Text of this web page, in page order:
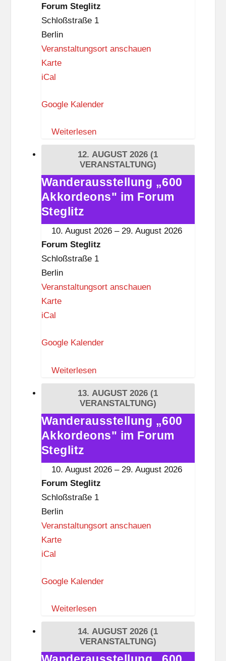
Forum Steglitz
Schloßstraße 1
Berlin
Veranstaltungsort anschauen
KarteF
u
S
t
g
i
t
z
iCal
Google Kalender
Weiterlesen
12. AUGUST 2026 (1
VERANSTALTUNG)
Wanderausstellung
„600
Akkordeons"
im
Wanderausstellung „600
Akkordeons" im Forum
Steglitz
10. August 2026 – 29. August 2026
Forum Steglitz
Schloßstraße 1
Berlin
Veranstaltungsort anschauen
KarteF
u
S
t
g
i
t
z
iCal
Google Kalender
Weiterlesen
13. AUGUST 2026 (1
VERANSTALTUNG)
Wanderausstellung
„600
Akkordeons"
im
Wanderausstellung „600
Akkordeons" im Forum
Steglitz
10. August 2026 – 29. August 2026
Forum Steglitz
Schloßstraße 1
Berlin
Veranstaltungsort anschauen
KarteF
u
S
t
g
iCal
Google Kalender
Weiterlesen
14. AUGUST 2026 (1
VERANSTALTUNG)
Wanderausstellung